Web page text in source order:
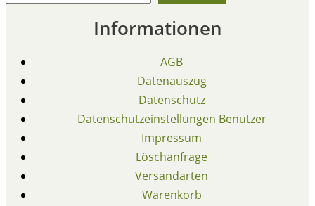
Informationen
AGB
Datenauszug
Datenschutz
Datenschutzeinstellungen Benutzer
Impressum
Löschanfrage
Versandarten
Warenkorb